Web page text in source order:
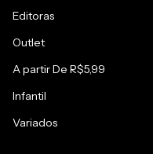
Editoras
Outlet
A partir De R$5,99
Infantil
Variados